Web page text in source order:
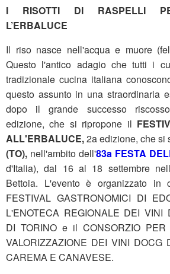
I RISOTTI DI RASPELLI
L’ERBALUCE
Il riso nasce nell'acqua e muore
Questo l'antico adagio che tutti i
tradizionale cucina italiana
questo assunto in una straordinaria
dopo il grande successo
edizione, che si ripropone il
ALL'ERBALUCE,2a edizione, che si
(TO), nell'ambito dell'83a FESTA
d'Italia), dal 16 al 18 settembre
Bettoia. L'evento è organizzato in
FESTIVAL GASTRONOMICI DI
L'ENOTECA REGIONALE DEI VINI
DI TORINO e il CONSORZIO
VALORIZZAZIONE DEI VINI DOCG
CAREMA E CANAVESE.